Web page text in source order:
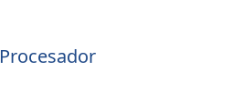
Procesador